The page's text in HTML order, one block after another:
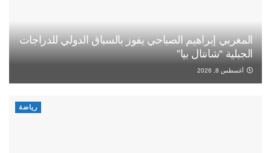
المغربي إبراهيم الصباحي يفوز بالسباق الدولي للدراجات
الجبلية “شانتال بيا”
أغسطس 8, 2026
رياضة